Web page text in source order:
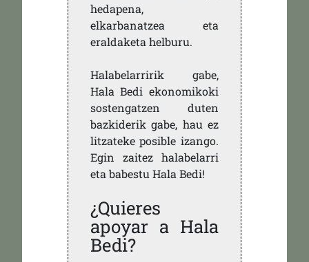
hedapena,
elkarbanatzea eta
eraldaketa helburu.
Halabelarririk gabe,
Hala Bedi ekonomikoki
sostengatzen duten
bazkiderik gabe, hau ez
litzateke posible izango.
Egin zaitez halabelarri
eta babestu Hala Bedi!
¿Quieres
apoyar a Hala
Bedi?